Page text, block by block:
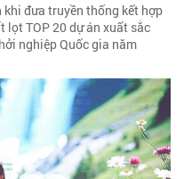
đưa truyền thống kết hợp
lọt TOP 20 dự án xuất sắc
nghiệp Quốc gia năm